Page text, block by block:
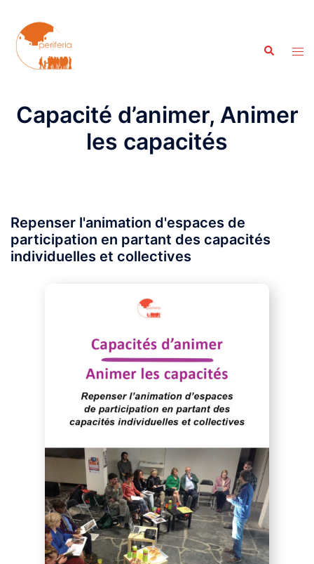
contenu
Capacité d’animer, Animer
les capacités
Repenser l'animation d'espaces de
participation en partant des capacités
individuelles et collectives